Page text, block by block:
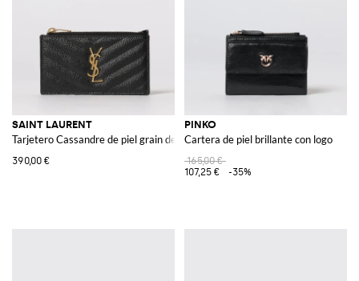
SAINT LAURENT
Tarjetero Cassandre de piel grain de poudre
390,00 €
PINKO
Cartera de piel brillante con logo
165,00 €
107,25 €
-35%